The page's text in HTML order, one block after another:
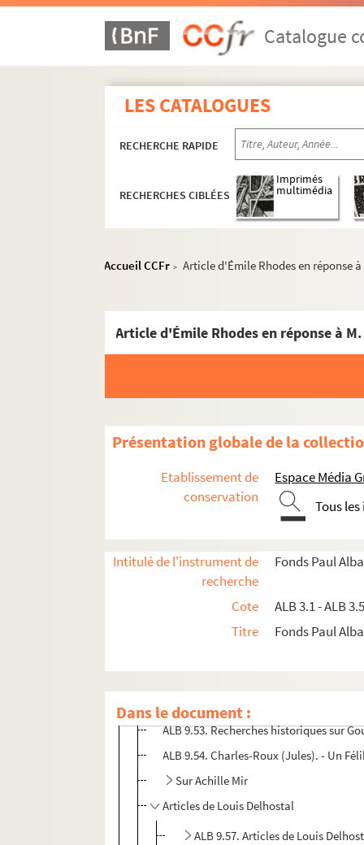
Catalogue
LES CATALOGUES
RECHERCHE RAPIDE
RECHERCHES CIBLÉES
Imprimés
multimédia
Accueil CCFr > Article d'Émile Rhodes en réponse
Article d'Émile Rhodes en réponse à
Présentation globale de la
Etablissement de
conservation
Espace Média
Tous
Intitulé de l'instrument de
recherche
Fonds Paul
Cote
ALB 3.1 - ALB
Titre
Fonds Paul
Dans le document :
Oeuvres littéraires et documents sur la
ALB 9.53. Recherches historiques sur
ALB 9.54. Charles-Roux (Jules). - Un
Sur Achille Mir
Articles de Louis Delhostal
ALB 9.57. Articles de Louis